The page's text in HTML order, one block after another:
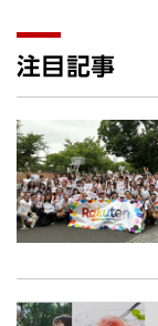
注目記事